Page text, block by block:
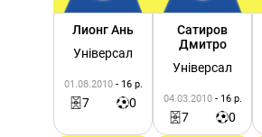
Лионг Ань
Універсал
01.08.2010 - 16 р.
7 0
Сатиров
Дмитро
Універсал
04.03.2010 - 16 р.
7 0